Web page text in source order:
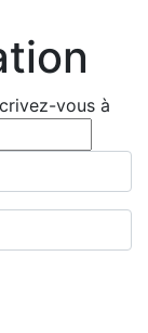
vous à